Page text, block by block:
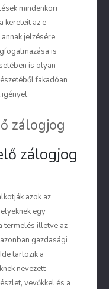
mindenkori
kereteit az e
jelzésére
is
is olyan
fakadóan
zálogjog
azok az
egy
termelés illetve az
gazdasági
tartozik a
nevezett
vevőkkel és a